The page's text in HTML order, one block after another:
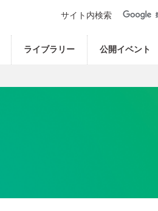
サイト内検索
ライブラリー 公開イベント